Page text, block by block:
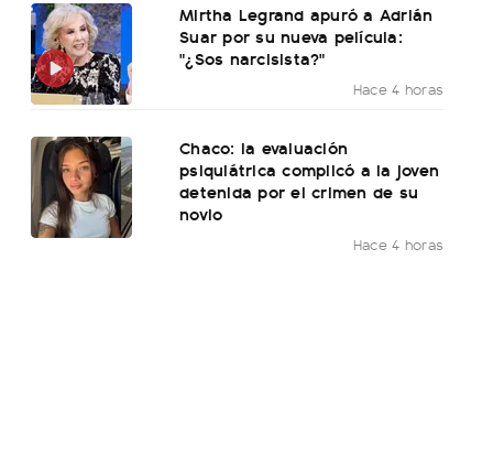
Mirtha Legrand apuró a Adrián
Suar por su nueva película:
"¿Sos narcisista?"
Hace 4 horas
Chaco: la evaluación
psiquiátrica complicó a la joven
detenida por el crimen de su
novio
Hace 4 horas